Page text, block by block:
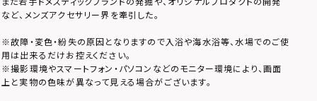
など、メンズアクセサリー界を牽引した。
※故障・変色・紛失の原因となりますので入浴や海水浴等、水場でのご使
用は出来るだけお控えください。
※撮影環境やスマートフォン・パソコンなどのモニター環境により、画面
上と実物の色味が異なって見える場合がございます。